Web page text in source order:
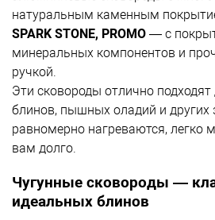
натуральным каменным
SPARK STONE, PROMO — с
минеральных компонентов и
ручкой.
Эти сковороды отлично
блинов, пышных оладий и других
равномерно нагреваются, легко
вам долго.
Чугунные сковороды —
идеальных блинов